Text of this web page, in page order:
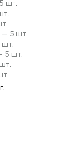
шт.
— 5 шт.
шт.
5 шт.